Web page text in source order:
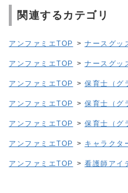
関連するカテゴリ
アンファミエTOP > ナースグッ
アンファミエTOP > ナースグッ
アンファミエTOP > 保育士（グ
アンファミエTOP > 保育士（グ
アンファミエTOP > 保育士（グ
アンファミエTOP > キャラクタ
アンファミエTOP > 看護師アイ